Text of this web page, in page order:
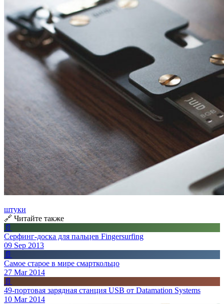
штуки
🔗 Читайте также
📄
Серфинг-доска для пальцев Fingersurfing
09 Sep 2013
📄
Самое старое в мире смарткольцо
27 Mar 2014
📄
49-портовая зарядная станция USB от Datamation Systems
10 Mar 2014